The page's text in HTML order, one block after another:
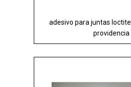
adesivo para juntas
providencia